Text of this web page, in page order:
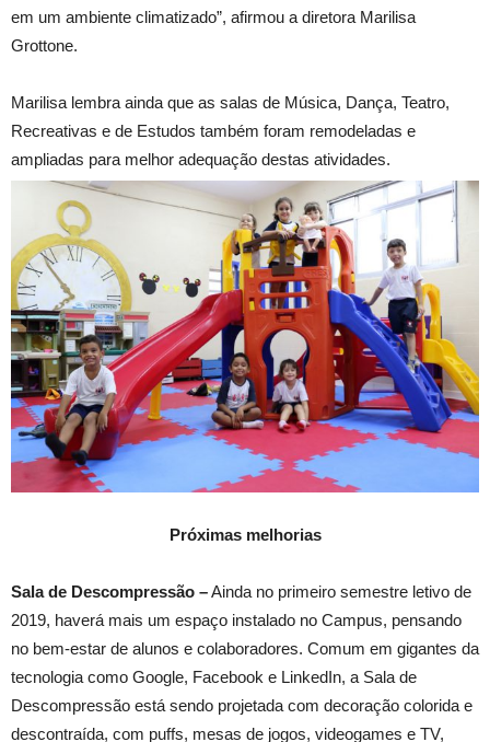
em um ambiente climatizado”, afirmou a diretora Marilisa
Grottone.
Marilisa lembra ainda que as salas de Música, Dança, Teatro,
Recreativas e de Estudos também foram remodeladas e
ampliadas para melhor adequação destas atividades.
Próximas melhorias
Sala de Descompressão –Ainda no primeiro semestre letivo de
2019, haverá mais um espaço instalado no Campus, pensando
no bem-estar de alunos e colaboradores. Comum em gigantes da
tecnologia como Google, Facebook e LinkedIn, a Sala de
Descompressão está sendo projetada com decoração colorida e
descontraída, com puffs, mesas de jogos, videogames e TV,